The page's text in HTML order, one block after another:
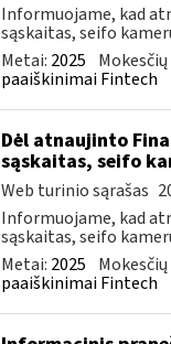
Informuojame, kad
sąskaitas, seifo
Metai: 2025
paaiškinimai Fintech
Dėl atnaujinto
sąskaitas, seifo
Web turinio sąrašas
Informuojame, kad
sąskaitas, seifo
Metai: 2025
paaiškinimai Fintech